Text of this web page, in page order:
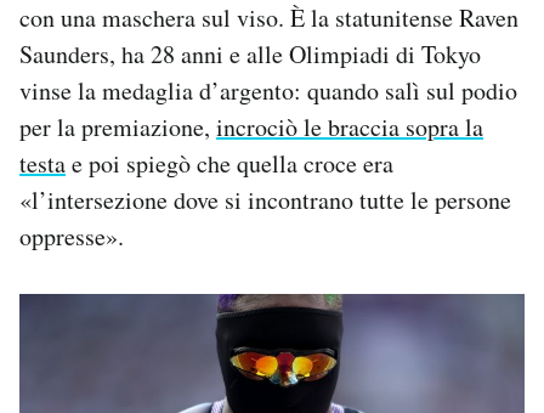
CALENDARIO
AREA PERSONALE
Area Personale
Regala il Post
Hai bisogno di aiuto?
con una maschera sul viso. È la statunitense Raven
Saunders, ha 28 anni e alle Olimpiadi di Tokyo
vinse la medaglia d’argento: quando salì sul podio
per la premiazione, incrociò le braccia sopra la
testae poi spiegò che quella croce era
«l’intersezione dove si incontrano tutte le persone
oppresse».